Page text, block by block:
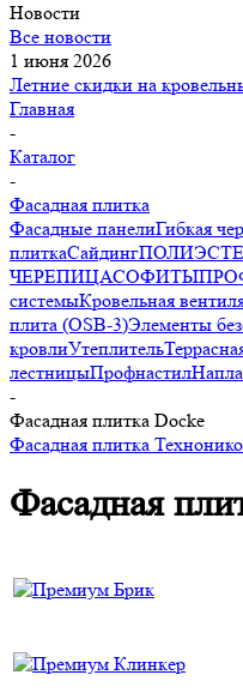
Новости
Все новости
1 июня 2026
Летние скидки на
Главная
-
Каталог
-
Фасадная плитка
Фасадные панелиГибкая
плиткаСайдинг
ЧЕРЕПИЦАСОФИТЫ
системыКровельная
плита (OSB-3)Элементы
кровлиУтеплитель
лестницыПрофнастил
-
Фасадная плитка Docke
Фасадная плитка
Фасадная